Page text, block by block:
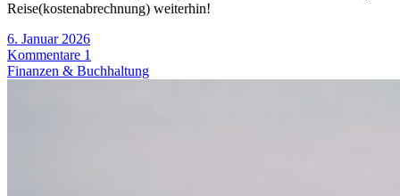
Reise(kostenabrechnung) weiterhin!
6. Januar 2026
Kommentare 1
Finanzen & Buchhaltung